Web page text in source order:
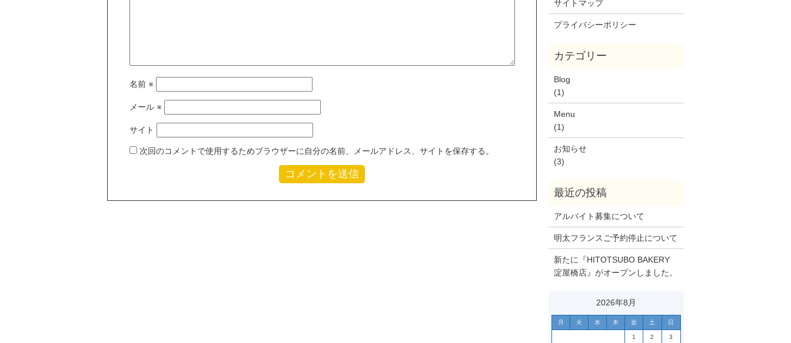
名前 ※
メール ※
サイト
次回のコメントで使用するためブラウザーに自分の名前、メールアドレス、サイトを保存する。
サイトマップ
プライバシーポリシー
Blog
(1)
Menu
(1)
お知らせ
(3)
アルバイト募集について
明太フランスご予約停止について
新たに『HITOTSUBO BAKERY
淀屋橋店』がオープンしました。
2026年8月
月 火 水 木 金 土 日
1 2 3